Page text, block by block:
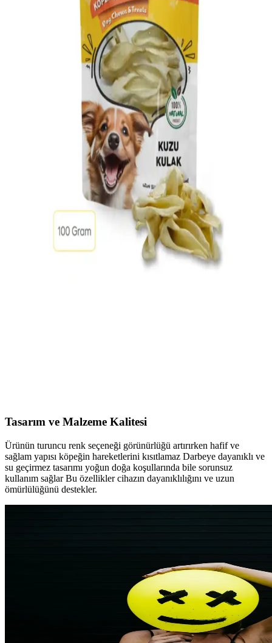
Evcil hayvanlar için hijyenik ve pratik tuvalet pedleri çeşitli emicilik,
koku kontrolü ve boyut seçenekleriyle sunuluyor. Doğru ped seçimi,
hijyen ve konfor sağlar.
Pet Tuvalet Pedleri: Özellikleri ve Evcil Hayvan
Bakımında Dikkat Edilmesi Gerekenler
Pet tuvalet pedleri, hijyen ve konfor sağlar. Emicilik, koku kontrolü
ve dayanıklılık gibi kriterler ürün seçiminde önemlidir. Maxwell
Mavell markası hakkında bilgi bulunmamaktadır.
Maxwell Mavell Flexi Life Evcil Hayvan Tuvalet
Pedleri: Hijyen ve Kullanım Kolaylığı
Maxwell Mavell Flexi Life evcil hayvan tuvalet pedleri, farklı boyut
ve özellikleriyle hijyenik, kullanışlı ve taşınabilir çözümler sunar.
Temizlik ve hijyen standartlarını kolayca sağlar.
IKEA Köpek Tasması Ürünleri: Güvenli, Şık ve
Dayanıklı Seçenekler
İKEA’nın köpek tasması ürünleri dayanıklı, şık ve kullanışlı
Tasarım ve Malzeme Kalitesi
Ürünün turuncu renk seçeneği görünürlüğü artırırken hafif ve
sağlam yapısı köpeğin hareketlerini kısıtlamaz Darbeye dayanıklı ve
su geçirmez tasarımı yoğun doğa koşullarında bile sorunsuz
kullanım sağlar Bu özellikler cihazın dayanıklılığını ve uzun
ömürlülüğünü destekler.